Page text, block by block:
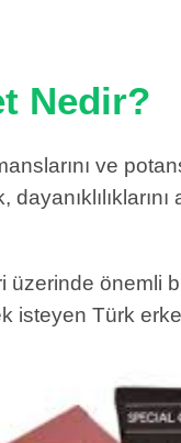
Nedir?
ve
önemli
isteyen Türk